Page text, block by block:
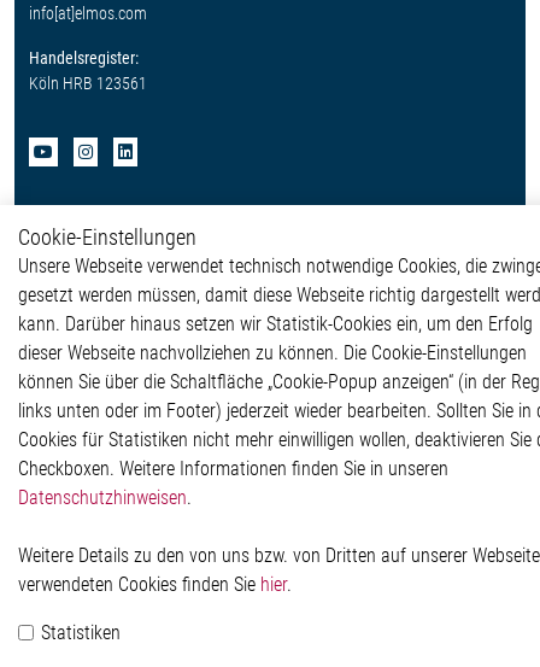
info[at]elmos.com
Handelsregister:
Köln HRB 123561
© 2026 by Elmos Semiconductor SE
Cookie-Einstellungen
Unsere Webseite verwendet technisch notwendige Cookies, die
gesetzt werden müssen, damit diese Webseite richtig dargestellt
kann. Darüber hinaus setzen wir Statistik-Cookies ein, um den Erfolg
dieser Webseite nachvollziehen zu können. Die Cookie-Einstellungen
können Sie über die Schaltfläche „Cookie-Popup anzeigen“ (in der
links unten oder im Footer) jederzeit wieder bearbeiten. Sollten Sie in
Cookies für Statistiken nicht mehr einwilligen wollen, deaktivieren Sie
Checkboxen. Weitere Informationen finden Sie in unseren
Datenschutzhinweisen.
Weitere Details zu den von uns bzw. von Dritten auf unserer Webseite
verwendeten Cookies finden Sie hier.
Statistiken